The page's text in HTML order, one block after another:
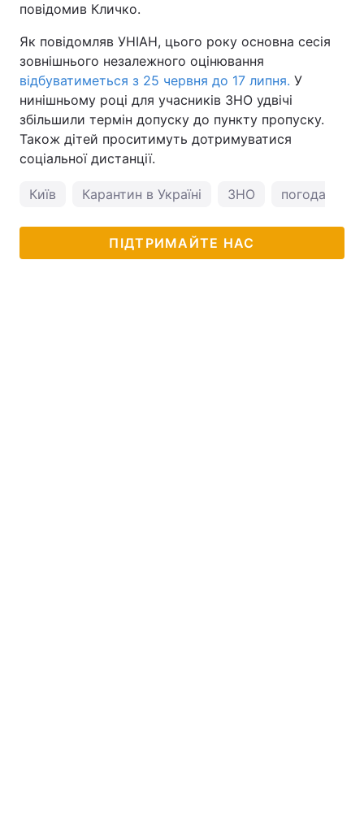
повідомив Кличко.
Як повідомляв УНІАН, цього року основна сесія
зовнішнього незалежного оцінювання
відбуватиметься з 25 червня до 17 липня. У
нинішньому році для учасників ЗНО удвічі
збільшили термін допуску до пункту пропуску.
Також дітей проситимуть дотримуватися
соціальної дистанції.
Київ Карантин в Україні ЗНО погода у
ПІДТРИМАЙТЕ НАС